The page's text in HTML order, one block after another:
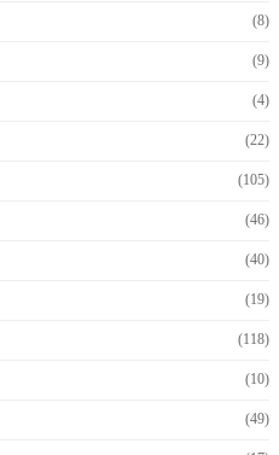
(8)
(9)
(4)
(22)
(105)
(46)
(40)
(19)
(118)
(10)
(49)